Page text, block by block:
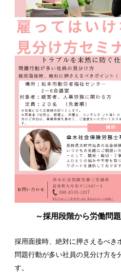
～採用段階から労働問
採用面接時、絶対に押さえるべき
問題行動が多い社員の見分け方を
す。